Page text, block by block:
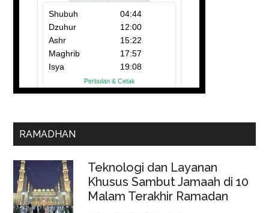
RAMADHAN
Teknologi dan Layanan
Khusus Sambut Jamaah di 10
Malam Terakhir Ramadan